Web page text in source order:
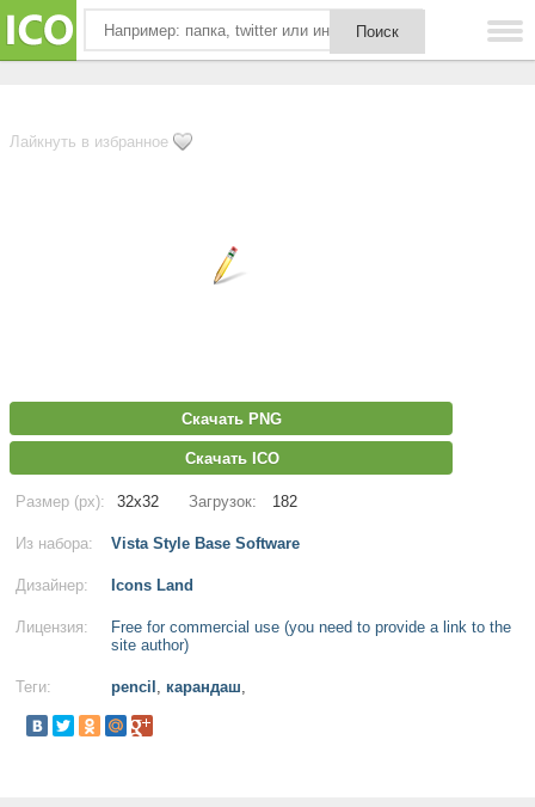
Лайкнуть в избранное
Скачать PNG
Скачать ICO
Размер (px): 32x32 Загрузок: 182
Из набора: Vista Style Base Software
Дизайнер: Icons Land
Лицензия:
Free for commercial use (you need to provide a link to the
site author)
Теги: pencil , карандаш,